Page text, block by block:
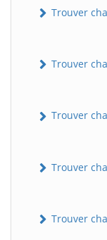
Trouver
Trouver
Trouver
Trouver
Trouver